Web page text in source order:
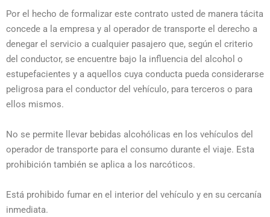
Por el hecho de formalizar este contrato usted de manera tácita
concede a la empresa y al operador de transporte el derecho a
denegar el servicio a cualquier pasajero que, según el criterio
del conductor, se encuentre bajo la influencia del alcohol o
estupefacientes y a aquellos cuya conducta pueda considerarse
peligrosa para el conductor del vehículo, para terceros o para
ellos mismos.
No se permite llevar bebidas alcohólicas en los vehículos del
operador de transporte para el consumo durante el viaje. Esta
prohibición también se aplica a los narcóticos.
Está prohibido fumar en el interior del vehículo y en su cercanía
inmediata.